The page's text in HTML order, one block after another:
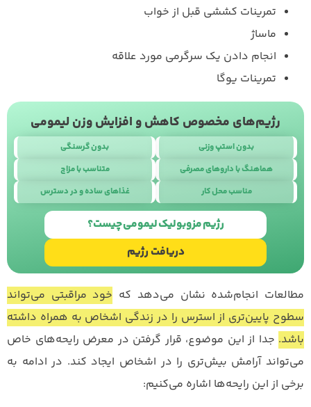
تمرینات کششی قبل از خواب
ماساژ
انجام دادن یک سرگرمی مورد علاقه
تمرینات یوگا
رژیم‌های مخصوص کاهش و افزایش وزن لیمومی
بدون استپ وزنی
بدون گرسنگی
هماهنگ با داروهای مصرفی
متناسب با مزاج
مناسب محل کار
غذاهای ساده و در دسترس
رژیم مزوبولیک لیمومی چیست؟
دریافت رژیم
مطالعات انجام‌شده نشان می‌دهد که خود مراقبتی می‌تواند
سطوح پایین‌تری از استرس را در زندگی اشخاص به همراه داشته
باشد. جدا از این موضوع، قرار گرفتن در معرض رایحه‌های خاص
می‌تواند آرامش بیش‌تری را در اشخاص ایجاد کند. در ادامه به
برخی از این رایحه‌ها اشاره می‌کنیم: